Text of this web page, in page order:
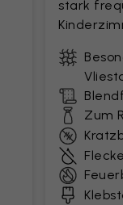
stark
Zum